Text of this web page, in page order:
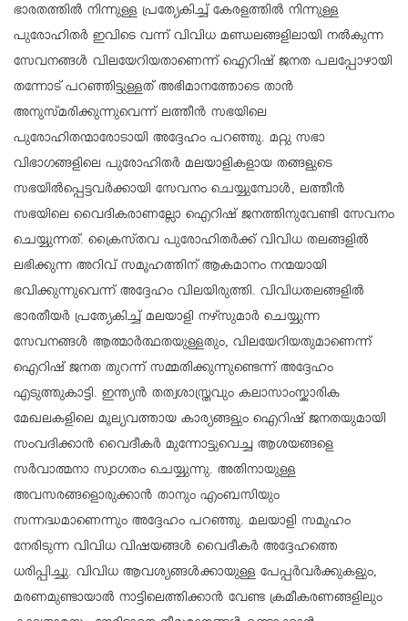
ഭാരതത്തിൽ നിന്നുള്ള പ്രത്യേകിച്ച് കേരളത്തിൽ നിന്നുള്ള
പുരോഹിതർ ഇവിടെ വന്ന് വിവിധ മണ്ഡലങ്ങളിലായി നൽകുന്ന
സേവനങ്ങൾ വിലയേറിയതാണെന്ന് ഐറിഷ് ജനത പലപ്പോഴായി
തന്നോട് പറഞ്ഞിട്ടുള്ളത് അഭിമാനത്തോടെ താൻ
അനുസ്മ‌രിക്കുന്നുവെന്ന് ലത്തീൻ സഭയിലെ
പുരോഹിതന്മാരോടായി അദ്ദേഹം പറഞ്ഞു. മറ്റു സഭാ
വിഭാഗങ്ങളിലെ പുരോഹിതർ മലയാളികളായ തങ്ങളുടെ
സഭയിൽപ്പെട്ടവർക്കായി സേവനം ചെയ്യുമ്പോൾ, ലത്തീൻ
സഭയിലെ വൈദികരാണല്ലോ ഐറിഷ് ജനത്തിനുവേണ്ടി സേവനം
ചെയ്യുന്നത്. ക്രൈസ്‌തവ പുരോഹിതർക്ക് വിവിധ തലങ്ങളിൽ
ലഭിക്കുന്ന അറിവ് സമൂഹത്തിന് ആകമാനം നന്മയായി
ഭവിക്കുന്നുവെന്ന് അദ്ദേഹം വിലയിരുത്തി. വിവിധതലങ്ങളിൽ
ഭാരതീയർ പ്രത്യേകിച്ച് മലയാളി നഴ്‌സുമാർ ചെയ്യുന്ന
സേവനങ്ങൾ ആത്മാർത്ഥതയുള്ളതും, വിലയേറിയതുമാണെന്ന്
ഐറിഷ് ജനത തുറന്ന് സമ്മതിക്കുന്നുണ്ടെന്ന് അദ്ദേഹം
എടുത്തുകാട്ടി. ഇന്ത്യൻ തത്വശാസ്ത്രവും കലാസാംസ്കാരിക
മേഖലകളിലെ മൂല്യവത്തായ കാര്യങ്ങളും ഐറിഷ് ജനതയുമായി
സംവദിക്കാൻ വൈദീകർ മുന്നോട്ടുവെച്ച ആശയങ്ങളെ
സർവാത്മനാ സ്വാഗതം ചെയ്യുന്നു. അതിനായുള്ള
അവസരങ്ങളൊരുക്കാൻ താനും എംബസിയും
സന്നദ്ധമാണെന്നും അദ്ദേഹം പറഞ്ഞു. മലയാളി സമൂഹം
നേരിടുന്ന വിവിധ വിഷയങ്ങൾ വൈദീകർ അദ്ദേഹത്തെ
ധരിപ്പിച്ചു. വിവിധ ആവശ്യങ്ങൾക്കായുള്ള പേപ്പർവർക്കുകളും,
മരണമുണ്ടായാൽ നാട്ടിലെത്തിക്കാൻ വേണ്ട ക്രമീകരണങ്ങളിലും